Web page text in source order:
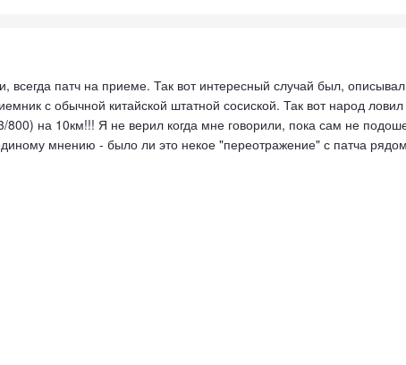
всегда патч на приеме. Так вот интересный случай был,
с обычной китайской штатной сосиской. Так вот народ
800) на 10км!!! Я не верил когда мне говорили, пока сам не
мнению - было ли это некое "переотражение" с патча